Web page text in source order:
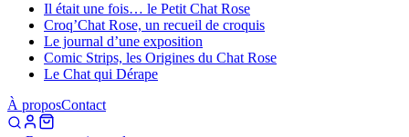
Il était une fois… le Petit Chat Rose
Croq’Chat Rose, un recueil de croquis
Le journal d’une exposition
Comic Strips, les Origines du Chat Rose
Le Chat qui Dérape
À proposContact